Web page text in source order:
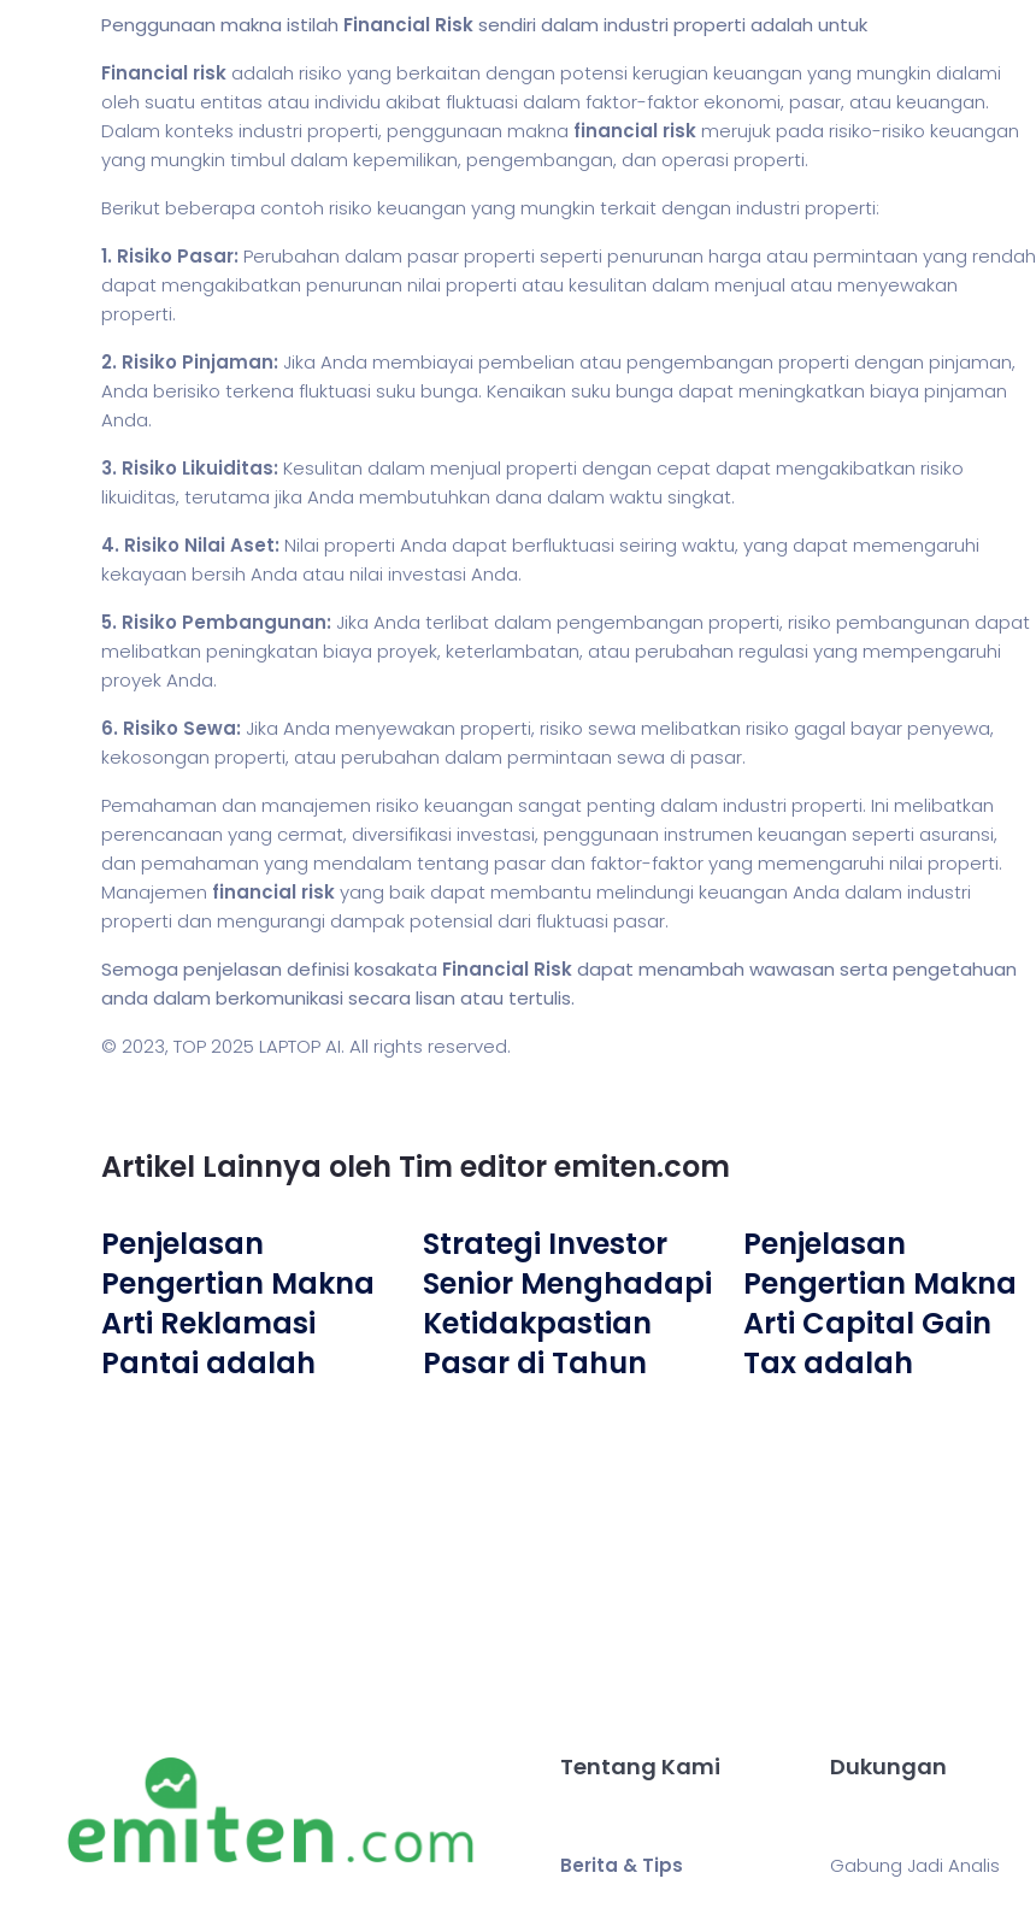
Penggunaan makna istilah Financial Risksendiri dalam industri properti adalah untuk
Financial risk adalah risiko yang berkaitan dengan potensi kerugian keuangan yang mungkin dialami
oleh suatu entitas atau individu akibat fluktuasi dalam faktor-faktor ekonomi, pasar, atau keuangan.
Dalam konteks industri properti, penggunaan makna financial risk merujuk pada risiko-risiko keuangan
yang mungkin timbul dalam kepemilikan, pengembangan, dan operasi properti.
Berikut beberapa contoh risiko keuangan yang mungkin terkait dengan industri properti:
1. Risiko Pasar: Perubahan dalam pasar properti seperti penurunan harga atau permintaan yang rendah
dapat mengakibatkan penurunan nilai properti atau kesulitan dalam menjual atau menyewakan
properti.
2. Risiko Pinjaman: Jika Anda membiayai pembelian atau pengembangan properti dengan pinjaman,
Anda berisiko terkena fluktuasi suku bunga. Kenaikan suku bunga dapat meningkatkan biaya pinjaman
Anda.
3. Risiko Likuiditas: Kesulitan dalam menjual properti dengan cepat dapat mengakibatkan risiko
likuiditas, terutama jika Anda membutuhkan dana dalam waktu singkat.
4. Risiko Nilai Aset: Nilai properti Anda dapat berfluktuasi seiring waktu, yang dapat memengaruhi
kekayaan bersih Anda atau nilai investasi Anda.
5. Risiko Pembangunan: Jika Anda terlibat dalam pengembangan properti, risiko pembangunan dapat
melibatkan peningkatan biaya proyek, keterlambatan, atau perubahan regulasi yang mempengaruhi
proyek Anda.
6. Risiko Sewa: Jika Anda menyewakan properti, risiko sewa melibatkan risiko gagal bayar penyewa,
kekosongan properti, atau perubahan dalam permintaan sewa di pasar.
Pemahaman dan manajemen risiko keuangan sangat penting dalam industri properti. Ini melibatkan
perencanaan yang cermat, diversifikasi investasi, penggunaan instrumen keuangan seperti asuransi,
dan pemahaman yang mendalam tentang pasar dan faktor-faktor yang memengaruhi nilai properti.
Manajemen financial riskyang baik dapat membantu melindungi keuangan Anda dalam industri
properti dan mengurangi dampak potensial dari fluktuasi pasar.
Semoga penjelasan definisi kosakata Financial Riskdapat menambah wawasan serta pengetahuan
anda dalam berkomunikasi secara lisan atau tertulis.
© 2023, TOP 2025 LAPTOP AI. All rights reserved.
Artikel Lainnya oleh Tim editor emiten.com
Penjelasan
Pengertian Makna
Arti Reklamasi
Pantai adalah
Strategi Investor
Senior Menghadapi
Ketidakpastian
Pasar di Tahun
Penjelasan
Pengertian Makna
Arti Capital Gain
Tax adalah
Tentang Kami
Berita & Tips
Dukungan
Gabung Jadi Analis